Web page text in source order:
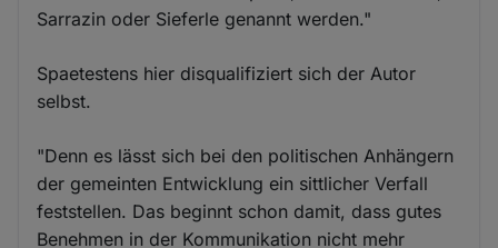
Sarrazin oder Sieferle genannt werden."
Spaetestens hier disqualifiziert sich der Autor
selbst.
"Denn es lässt sich bei den politischen Anhängern
der gemeinten Entwicklung ein sittlicher Verfall
feststellen. Das beginnt schon damit, dass gutes
Benehmen in der Kommunikation nicht mehr